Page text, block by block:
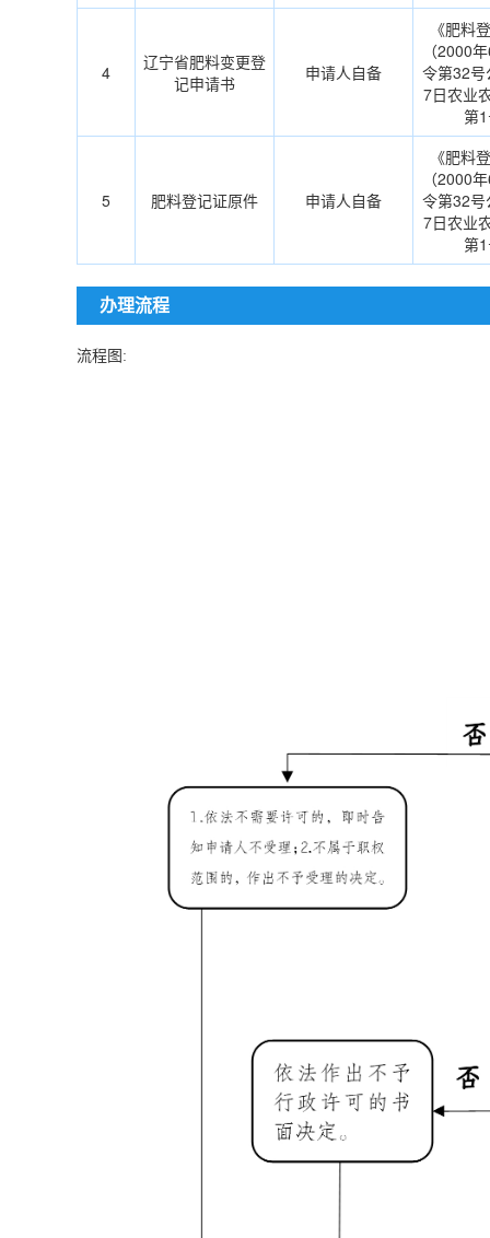
4
辽宁省肥料变更登
记申请书
申请人自备
《肥料
（2000
令第32
7日农业
第
5 肥料登记证原件 申请人自备
《肥料
（2000
令第32
7日农业
第
办理流程
流程图: